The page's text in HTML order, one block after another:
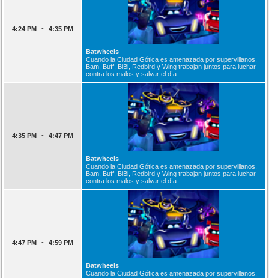
4:24 PM - 4:35 PM
Batwheels
Cuando la Ciudad Gótica es amenazada por supervillanos,
Bam, Buff, BiBi, Redbird y Wing trabajan juntos para luchar
contra los malos y salvar el día.
4:35 PM - 4:47 PM
Batwheels
Cuando la Ciudad Gótica es amenazada por supervillanos,
Bam, Buff, BiBi, Redbird y Wing trabajan juntos para luchar
contra los malos y salvar el día.
4:47 PM - 4:59 PM
Batwheels
Cuando la Ciudad Gótica es amenazada por supervillanos,